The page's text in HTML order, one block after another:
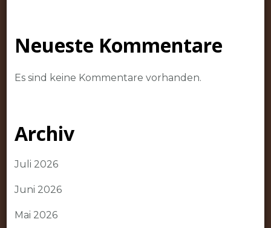
Neueste Kommentare
Es sind keine Kommentare vorhanden.
Archiv
Juli 2026
Juni 2026
Mai 2026